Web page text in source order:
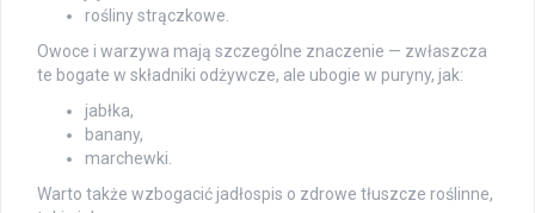
rośliny strączkowe.
Owoce i warzywa mają szczególne znaczenie — zwłaszcza
te bogate w składniki odżywcze, ale ubogie w puryny, jak:
jabłka,
banany,
marchewki.
Warto także wzbogacić jadłospis o zdrowe tłuszcze roślinne,